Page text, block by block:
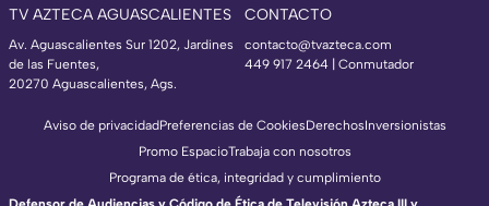
TV AZTECA AGUASCALIENTES
Av. Aguascalientes Sur 1202, Jardines
de las Fuentes,
20270 Aguascalientes, Ags.
CONTACTO
contacto@tvazteca.com
449 917 2464 | Conmutador
Aviso de privacidadPreferencias de CookiesDerechosInversionistas
Promo EspacioTrabaja con nosotros
Programa de ética, integridad y cumplimiento